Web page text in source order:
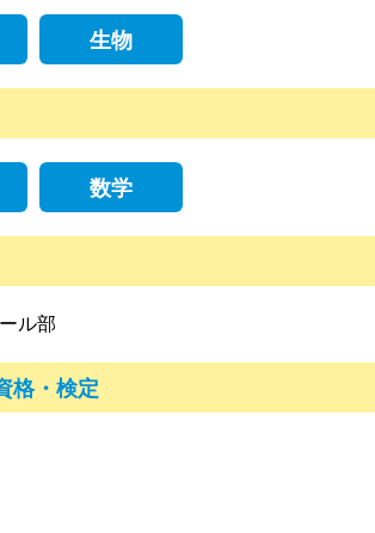
生物
数学
ル部
格・検定